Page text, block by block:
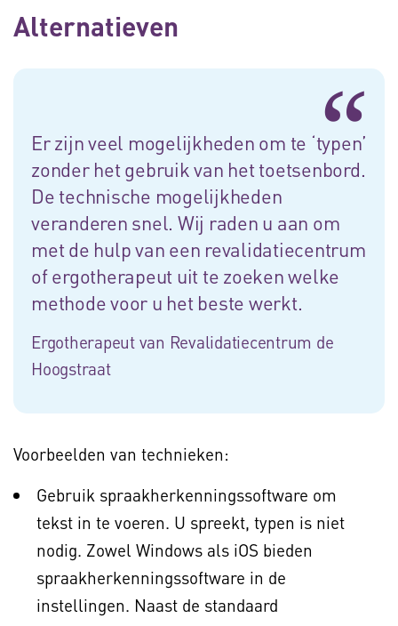
Alternatieven
Er zijn veel mogelijkheden om te ‘typen’
zonder het gebruik van het toetsenbord.
De technische mogelijkheden
veranderen snel. Wij raden u aan om
met de hulp van een revalidatiecentrum
of ergotherapeut uit te zoeken welke
methode voor u het beste werkt.
Ergotherapeut van Revalidatiecentrum de
Hoogstraat
Voorbeelden van technieken:
Gebruik spraakherkenningssoftware om
tekst in te voeren. U spreekt, typen is niet
nodig. Zowel Windows als iOS bieden
spraakherkenningssoftware in de
instellingen. Naast de standaard